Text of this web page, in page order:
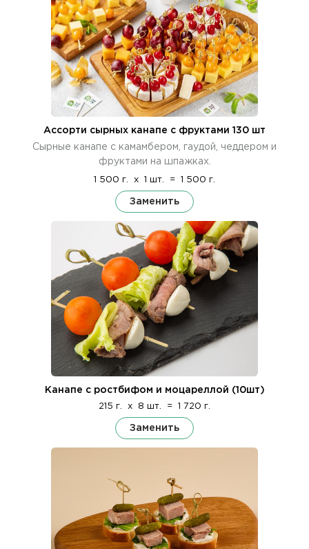
Ассорти сырных канапе с фруктами 130 шт
Сырные канапе с камамбером, гаудой, чеддером и
фруктами на шпажках.
1 500 г. x 1 шт. = 1 500 г.
Заменить
Канапе с ростбифом и моцареллой (10шт)
215 г. x 8 шт. = 1 720 г.
Заменить